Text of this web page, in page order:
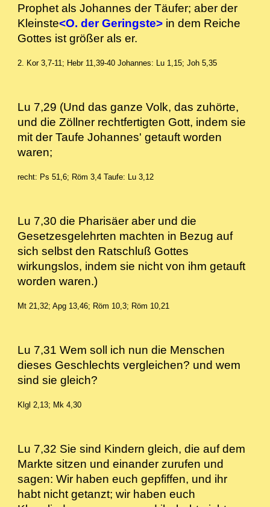
Prophet als Johannes der Täufer; aber der
Kleinste<O. der Geringste> in dem Reiche
Gottes ist größer als er.
2. Kor 3,7-11; Hebr 11,39-40 Johannes: Lu 1,15; Joh 5,35
Lu 7,29 (Und das ganze Volk, das zuhörte,
und die Zöllner rechtfertigten Gott, indem sie
mit der Taufe Johannes' getauft worden
waren;
recht: Ps 51,6; Röm 3,4 Taufe: Lu 3,12
Lu 7,30 die Pharisäer aber und die
Gesetzesgelehrten machten in Bezug auf
sich selbst den Ratschluß Gottes
wirkungslos, indem sie nicht von ihm getauft
worden waren.)
Mt 21,32; Apg 13,46; Röm 10,3; Röm 10,21
Lu 7,31 Wem soll ich nun die Menschen
dieses Geschlechts vergleichen? und wem
sind sie gleich?
Klgl 2,13; Mk 4,30
Lu 7,32 Sie sind Kindern gleich, die auf dem
Markte sitzen und einander zurufen und
sagen: Wir haben euch gepfiffen, und ihr
habt nicht getanzt; wir haben euch